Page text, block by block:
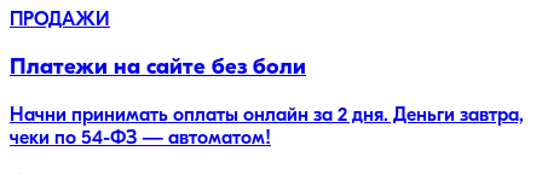
ПРОДАЖИ
Платежи на сайте без боли
Начни принимать оплаты онлайн за 2 дня. Деньги завтра,
чеки по 54-ФЗ — автоматом!